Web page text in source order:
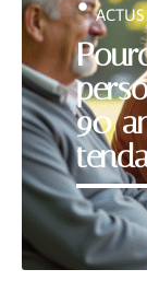
90
ACTUS